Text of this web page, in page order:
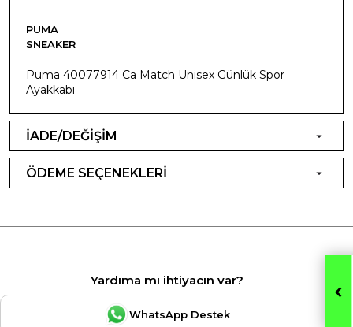
PUMA
SNEAKER
Puma 40077914 Ca Match Unisex Günlük Spor
Ayakkabı
İADE/DEĞİŞİM
ÖDEME SEÇENEKLERİ
Yardıma mı ihtiyacın var?
WhatsApp Destek